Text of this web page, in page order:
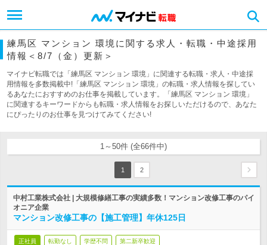
練馬区 マンション 環境に関する求人・転職・中途採用
情報＜8/7（金）更新＞
マイナビ転職では「練馬区 マンション 環境」に関連する転職・求人・中途採
用情報を多数掲載中!「練馬区 マンション 環境」の転職・求人情報を探してい
るあなたにおすすめのお仕事を掲載しています。「練馬区 マンション 環境」
に関連するキーワードからも転職・求人情報をお探しいただけるので、あなた
にぴったりのお仕事を見つけてみてください!
1～50件 (全66件中)
1 2
中村工業株式会社 | 大規模修繕工事の実績多数！マンション改修工事のパイ
オニア企業
マンション改修工事の【施工管理】年休125日
正社員 転勤なし 学歴不問 第二新卒歓迎